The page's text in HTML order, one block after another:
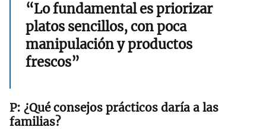
“Lo fundamental es priorizar
platos sencillos, con poca
manipulación y productos
frescos”
¿Qué consejos prácticos daría a las
familias?